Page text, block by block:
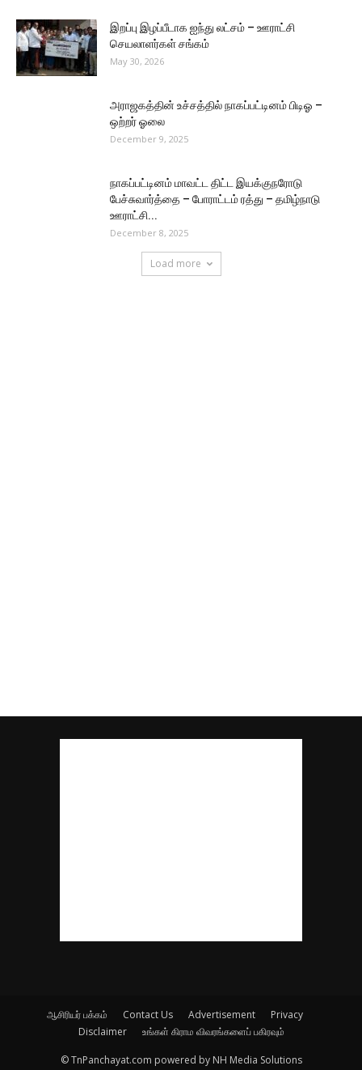
இறப்பு இழப்பீடாக ஐந்து லட்சம் – ஊராட்சி
செயலாளர்கள் சங்கம்
May 30, 2026
அராஜகத்தின் உச்சத்தில் நாகப்பட்டினம் பிடிஓ –
ஒற்றர் ஓலை
December 9, 2025
நாகப்பட்டினம் மாவட்ட திட்ட இயக்குநரோடு
பேச்சுவார்த்தை – போராட்டம் ரத்து – தமிழ்நாடு
ஊராட்சி...
December 8, 2025
Load more
ஆசிரியர் பக்கம் Contact Us Advertisement
Privacy
Disclaimer
உங்கள் கிராம விவரங்களைப் பகிரவும்
© TnPanchayat.com powered by NH Media Solutions